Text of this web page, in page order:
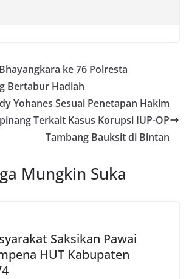
ke 76 Polresta
Bertabur Hadiah
Yohanes Sesuai Penetapan Hakim
Terkait Kasus Korupsi IUP-OP
Tambang Bauksit di Bintan
Mungkin Suka
Saksikan Pawai
HUT Kabupaten